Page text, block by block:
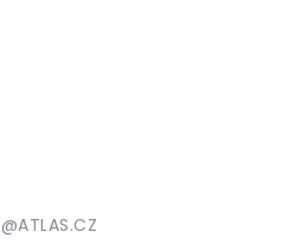
@ATLAS.CZ